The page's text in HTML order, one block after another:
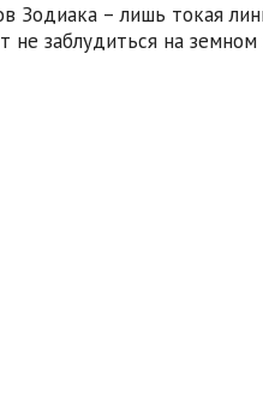
Зодиака – лишь токая
заблудиться на земном